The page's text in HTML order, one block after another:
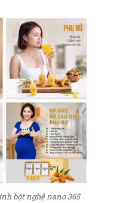
bột nghệ nano 365